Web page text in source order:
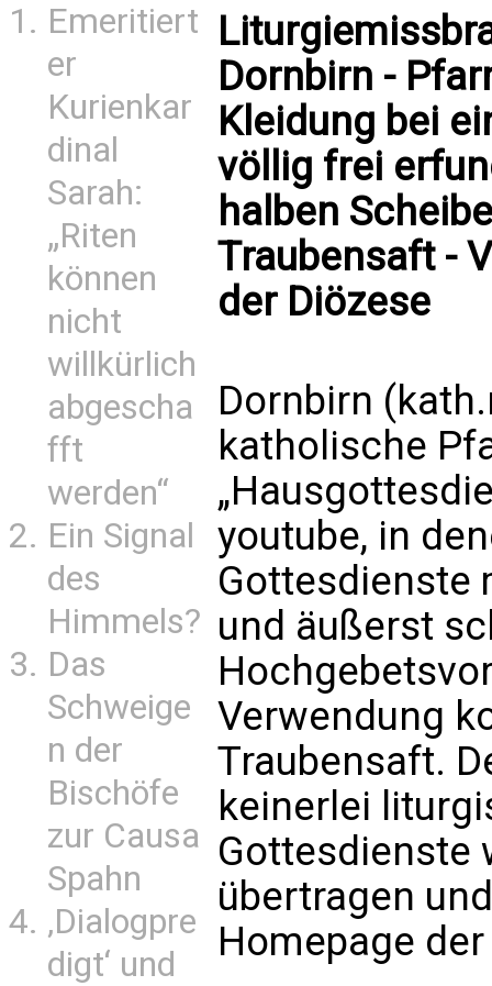
Emeritiert
er
Kurienkar
dinal
Sarah:
„Riten
können
nicht
willkürlich
abgescha
fft
werden“
Ein Signal
des
Himmels?
Das
Schweige
n der
Bischöfe
zur Causa
Spahn
‚Dialogpre
digt‘ und
Dornbirn -
Kleidung bei
völlig frei
halben
Traubensaft -
der Diözese
Dornbirn
katholische
youtube, in
Gottesdienste
und äußerst
Verwendung
Traubensaft.
keinerlei
Gottesdienste
übertragen
Homepage